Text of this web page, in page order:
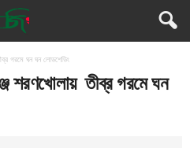
গরমে ঘন ঘন লোডশেডিং
শরণখোলায় তীব্র গরমে ঘন